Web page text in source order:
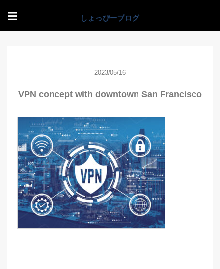
☰
2023/05/16
VPN concept with downtown San Francisco